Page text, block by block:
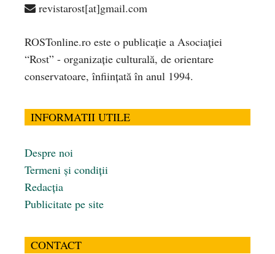
revistarost[at]gmail.com
ROSTonline.ro este o publicaţie a Asociaţiei
“Rost” - organizaţie culturală, de orientare
conservatoare, înfiinţată în anul 1994.
INFORMATII UTILE
Despre noi
Termeni și condiții
Redacția
Publicitate pe site
CONTACT